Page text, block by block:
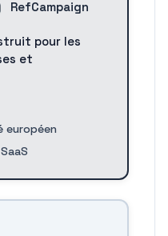
RefCampaign
pour les
et
européen